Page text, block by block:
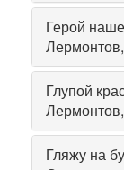
Герой
Глупой
Гляжу на